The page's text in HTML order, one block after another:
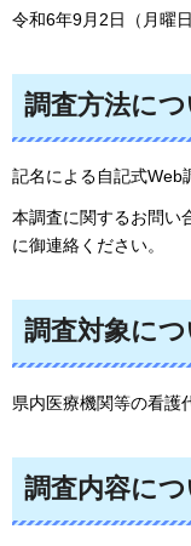
令和6年9月2日（月曜
調査方法に
記名による自記式Web
本調査に関するお問い
に御連絡ください。
調査対象に
県内医療機関等の看護
調査内容に